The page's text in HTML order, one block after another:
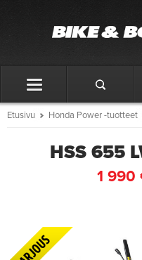
Etusivu Honda Power -tuotteet
HSS 655
1 990